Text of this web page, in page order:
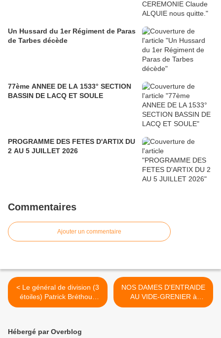
Un Hussard du 1er Régiment de Paras
de Tarbes décède
77ème ANNEE DE LA 1533° SECTION
BASSIN DE LACQ ET SOULE
PROGRAMME DES FETES D'ARTIX DU
2 AU 5 JUILLET 2026
Commentaires
Ajouter un commentaire
< Le général de division (3
étoiles) Patrick Bréthous
remplace le Général Pierre
NOS DAMES D'ENTRAIDE
AU VIDE-GRENIER à
PARDIES-MONEIN... >
Hébergé par Overblog